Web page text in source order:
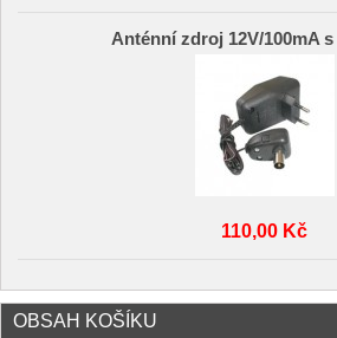
Anténní zdroj 12V/100mA
110,00 Kč
OBSAH KOŠÍKU